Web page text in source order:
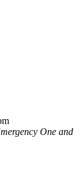
One and